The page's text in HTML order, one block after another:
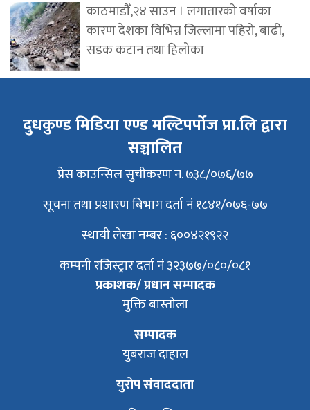
काठमाडौँ,२४ साउन । लगातारको वर्षाका
कारण देशका विभिन्न जिल्लामा पहिरो, बाढी,
सडक कटान तथा हिलोका
दुधकुण्ड मिडिया एण्ड मल्टिपर्पोज प्रा.लि द्वारा
सञ्चालित
प्रेस काउन्सिल सुचीकरण न. ७३८/०७६/७७
सूचना तथा प्रशारण बिभाग दर्ता नं १८४१/०७६-७७
स्थायी लेखा नम्बर : ६००४२१९२२
कम्पनी रजिस्ट्रार दर्ता नं ३२३७७/०८०/०८१
प्रकाशक/ प्रधान सम्पादक
मुक्ति बास्तोला
सम्पादक
युबराज दाहाल
युरोप संवाददाता